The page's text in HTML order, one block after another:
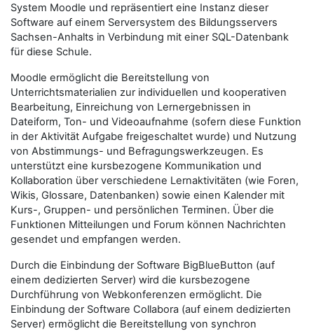
System Moodle und repräsentiert eine Instanz dieser
Software auf einem Serversystem des Bildungsservers
Sachsen-Anhalts in Verbindung mit einer SQL-Datenbank
für diese Schule.
Moodle ermöglicht die Bereitstellung von
Unterrichtsmaterialien zur individuellen und kooperativen
Bearbeitung, Einreichung von Lernergebnissen in
Dateiform, Ton- und Videoaufnahme (sofern diese Funktion
in der Aktivität Aufgabe freigeschaltet wurde) und Nutzung
von Abstimmungs- und Befragungswerkzeugen. Es
unterstützt eine kursbezogene Kommunikation und
Kollaboration über verschiedene Lernaktivitäten (wie Foren,
Wikis, Glossare, Datenbanken) sowie einen Kalender mit
Kurs-, Gruppen- und persönlichen Terminen. Über die
Funktionen Mitteilungen und Forum können Nachrichten
gesendet und empfangen werden.
Durch die Einbindung der Software BigBlueButton (auf
einem dedizierten Server) wird die kursbezogene
Durchführung von Webkonferenzen ermöglicht. Die
Einbindung der Software Collabora (auf einem dedizierten
Server) ermöglicht die Bereitstellung von synchron